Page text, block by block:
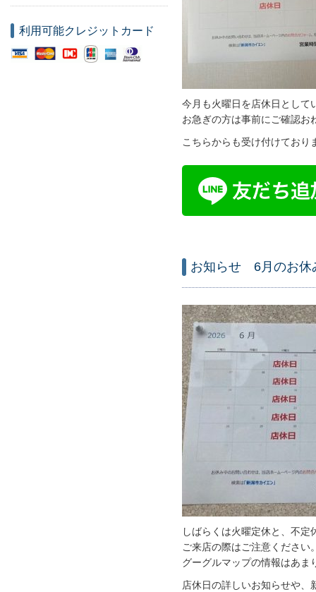
今月も火曜日を店休日として
お急ぎの方は事前にご確認お
こちらからも受け付けており
お知らせ 6月のお休
しばらくは火曜定休と、不定
ご来店の際はご注意ください
グーグルマップの情報はあま
店休日の詳しいお知らせや、
利用可能クレジットカード